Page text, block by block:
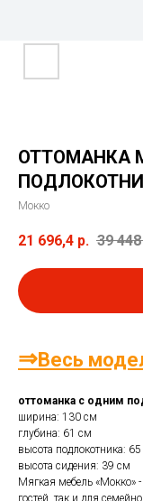
ОТТОМАНКА
Мокко
21 696,4 р. 39 448
⇒Весь
оттоманка с одним
ширина: 130 см
глубина: 61 см
высота подлокотника:
высота сидения: 39 см
Мягкая мебель «Мокко»